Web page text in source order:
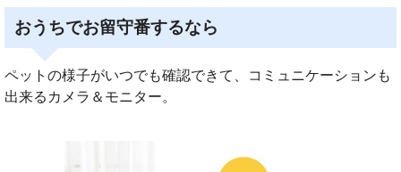
おうちでお留守番するなら
ペットの様子がいつでも確認できて、コミュニケーションも
出来るカメラ＆モニター。